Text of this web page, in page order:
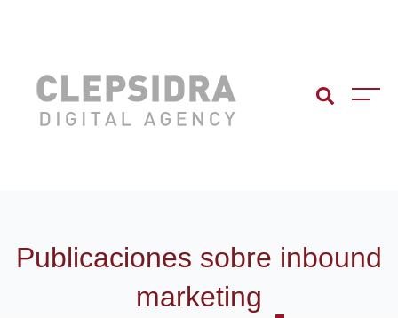
Publicaciones sobre inbound
marketing